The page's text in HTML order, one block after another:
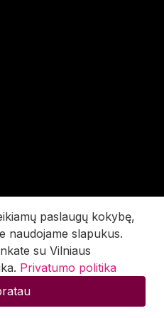
paslaugų kokybę,
naudojame slapukus.
su Vilniaus
Privatumo politika